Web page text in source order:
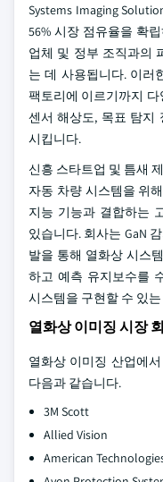
Systems Imaging
56% 시장 점유율을 확
업체 및 정부 조직과의
는 데 사용됩니다. 이러
팩토리에 이르기까지
센서 해상도, 목표 탐지
시킵니다.
신흥 스타트업 및 틈새
자동 차량 시스템을 위
지능 기능과 결합하는
있습니다. 회사는 GaN
발을 통해 열화상 시스
하고 예측 유지보수를
시스템을 구현할 수 있
열화상 이미징 시장
열화상 이미징 산업에
다음과 같습니다.
3M Scott
Allied Vision
American